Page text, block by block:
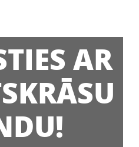
AR